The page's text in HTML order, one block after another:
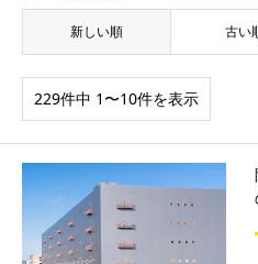
新しい順 古い
229件中 1〜10件を表示